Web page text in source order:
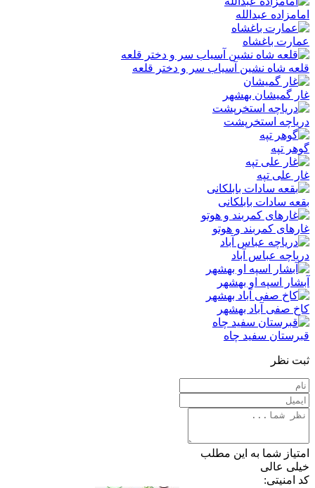
امامزاده عبدالله
عمارت باغشاه
قلعه شاه نشین آسیاب سر و دختر قلعه
غار گمیشان بهشهر
دریاچه استخرپشت
گوهر تپه
غار علی تپه
بقعه سادات بابلکانی
غارهای کمربند و هوتو
دریاچه عباس آباد
آبشار اسپه او بهشهر
کاخ صفی ‌آباد بهشهر
قبرستان سفید چاه
ثبت نظر
امتیاز شما به این مطلب
خیلی عالی
کد امنیتی: